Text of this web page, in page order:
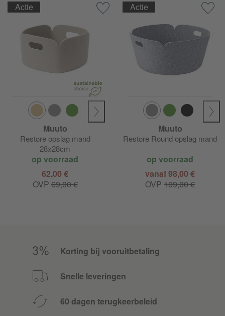
Actie
Muuto
Restore opslag mand
28x28cm
op voorraad
62,00 €
OVP69,00 €
Actie
Muuto
Restore Round opslag mand
op voorraad
vanaf 98,00 €
OVP 109,00 €
Korting bij vooruitbetaling
Snelle leveringen
60 dagen terugkeerbeleid